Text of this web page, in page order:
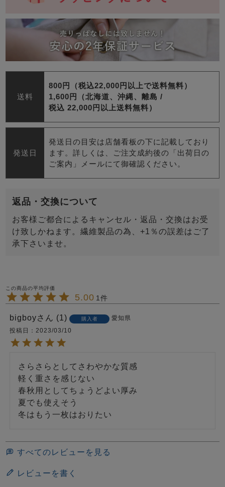
送料
800円（税込22,000円以上で送料無料）
1,600円（北海道、沖縄、離島 /
税込 22,000円以上送料無料）
発送日
発送日の目安は店舗看板の下に記載しており
ます。詳しくは、ご注文成約後の「出荷日の
ご案内」メールにて御確認ください。
返品・交換について
お客様ご都合によるキャンセル・返品・交換はお受
け致しかねます。繊維製品の為、+1％の誤差はご了
承下さいませ。
5.00 1
bigboy 1 購入者
愛知県
投稿日
2023/03/10
さらさらとしてさわやかな質感
軽く重さを感じない
春秋用としてちょうどよい厚み
夏でも使えそう
冬はもう一枚はおりたい
すべてのレビューを見る
レビューを書く